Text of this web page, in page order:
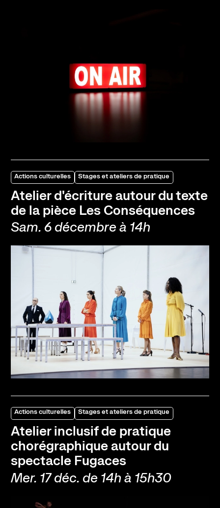
Actions culturelles Stages et ateliers de pratique
Atelier d'écriture autour du texte
de la pièce Les Conséquences
Sam. 6 décembre à 14h
Actions culturelles Stages et ateliers de pratique
Atelier inclusif de pratique
chorégraphique autour du
spectacle Fugaces
Mer. 17 déc. de 14h à 15h30